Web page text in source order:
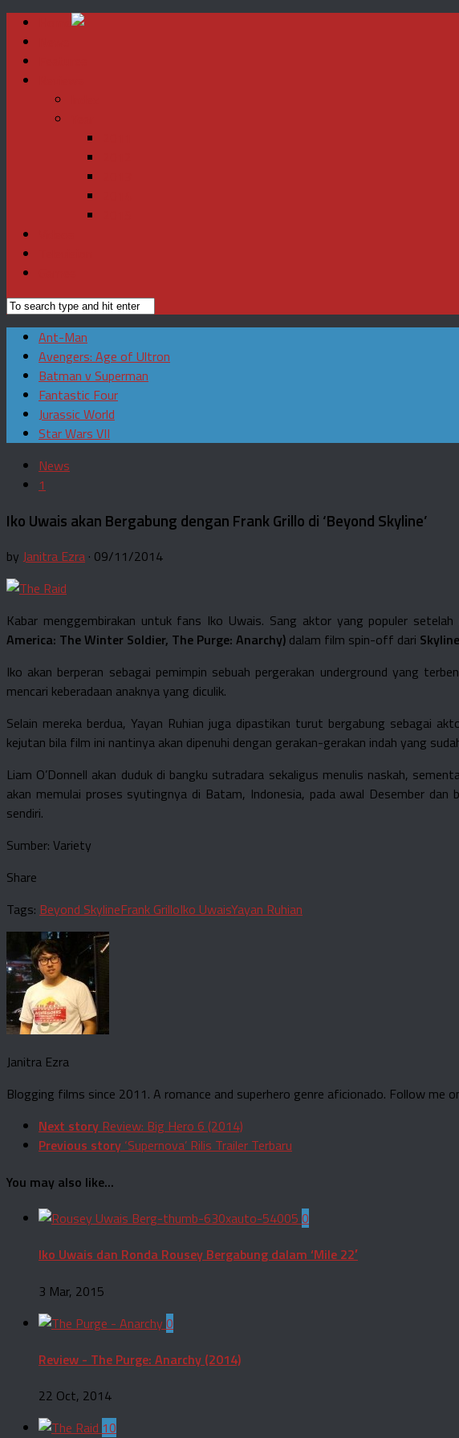
Ant-Man
Avengers: Age of Ultron
Batman v Superman
Fantastic Four
Jurassic World
Star Wars VII
News
1
Iko Uwais akan Bergabung dengan Frank Grillo di ‘Beyond Skyline’
by Janitra Ezra · 09/11/2014
Kabar menggembirakan untuk fans Iko Uwais. Sang aktor yang populer
America: The Winter Soldier, The Purge: Anarchy) dalam film spin-off dari Skyline
Iko akan berperan sebagai pemimpin sebuah pergerakan underground yang
mencari keberadaan anaknya yang diculik.
Selain mereka berdua, Yayan Ruhian juga dipastikan turut bergabung sebagai
kejutan bila film ini nantinya akan dipenuhi dengan gerakan-gerakan indah yang
Liam O’Donnell akan duduk di bangku sutradara sekaligus menulis naskah,
akan memulai proses syutingnya di Batam, Indonesia, pada awal Desember
sendiri.
Sumber: Variety
Share
Tags: Beyond SkylineFrank GrilloIko UwaisYayan Ruhian
Janitra Ezra
Blogging films since 2011. A romance and superhero genre aficionado. Follow me
Next story Review: Big Hero 6 (2014)
Previous story ‘Supernova’ Rilis Trailer Terbaru
You may also like...
0
Iko Uwais dan Ronda Rousey Bergabung dalam ‘Mile 22′
3 Mar, 2015
0
Review - The Purge: Anarchy (2014)
22 Oct, 2014
10